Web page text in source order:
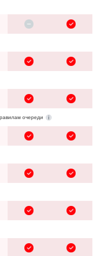
очереди